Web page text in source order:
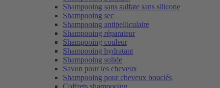
Shampooing sans sulfate sans silicone
Shampooing sec
Shampooing antipelliculaire
Shampooing réparateur
Shampooing couleur
Shampooing hydratant
Shampooing solide
Savon pour les cheveux
Shampooing pour cheveux bouclés
Coffrets shampooing